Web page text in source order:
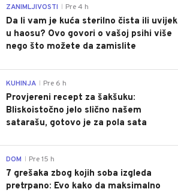
ZANIMLJIVOSTI Pre 4 h
Da li vam je kuća sterilno čista ili uvijek
u haosu? Ovo govori o vašoj psihi više
nego što možete da zamislite
KUHINJA Pre 6 h
Provjereni recept za šakšuku:
Bliskoistočno jelo slično našem
satarašu, gotovo je za pola sata
DOM Pre 15 h
7 grešaka zbog kojih soba izgleda
pretrpano: Evo kako da maksimalno